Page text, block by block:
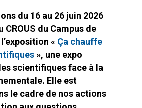
du 16 au 26 juin 2026
CROUS du Campus de
« Ça chauffe
», une expo
scientifiques face à la
Elle est
le cadre de nos actions